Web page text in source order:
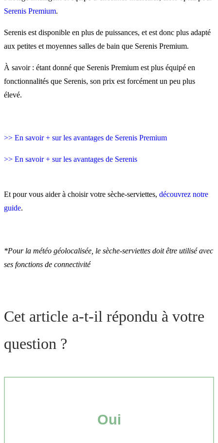
Serenis Premium.
Serenis est disponible en plus de puissances, et est donc plus adapté
aux petites et moyennes salles de bain que Serenis Premium.
À savoir : étant donné que Serenis Premium est plus équipé en
fonctionnalités que Serenis, son prix est forcément un peu plus
élevé.
>> En savoir + sur les avantages de Serenis Premium
>> En savoir + sur les avantages de Serenis
Et pour vous aider à choisir votre sèche-serviettes, découvrez notre
guide.
*Pour la météo géolocalisée, le sèche-serviettes doit être utilisé avec
ses fonctions de connectivité
Cet article a-t-il répondu à votre
question ?
Oui